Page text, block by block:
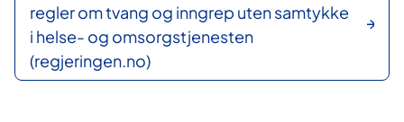
regler om tvang og inngrep uten samtykke
i helse- og omsorgstjenesten
(regjeringen.no)